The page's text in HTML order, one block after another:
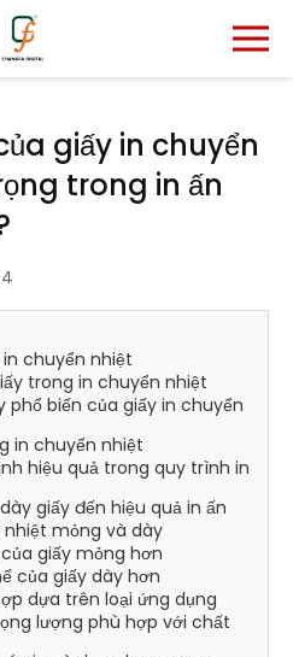
tin tức
Tại sao độ dày của
trọng trong in ấn chuyên
giấy in chuyển
trong in ấn
in chuyển nhiệt
trong in chuyển nhiệt
phổ biến của giấy in chuyển
in chuyển nhiệt
hiệu quả trong quy trình in
giấy đến hiệu quả in ấn
nhiệt mỏng và dày
giấy mỏng hơn
của giấy dày hơn
dựa trên loại ứng dụng
lượng phù hợp với chất